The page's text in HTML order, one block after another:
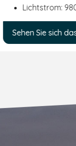
980 bis 5.400
das Produkt an